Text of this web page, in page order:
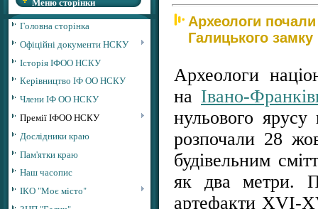
Головна сторінка
Офіційні документи НСКУ
Історія ІФОО НСКУ
Керівництво ІФ ОО НСКУ
Члени ІФ ОО НСКУ
Премії ІФОО НСКУ
Дослідники краю
Пам'ятки краю
Наш часопис
ІКО "Моє місто"
Археологи
Галицького замку
Археологи
на Івано-
нульового ярусу
розпочали 28
будівельним
як два метри.
артефакти XVI-